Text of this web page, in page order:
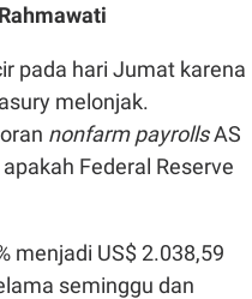
pada hari Jumat karena
melonjak.
nonfarm payrollsAS
Federal Reserve
menjadi US$ 2.038,59
seminggu dan